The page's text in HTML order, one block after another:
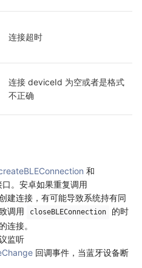
连接超时
连接 deviceId 为空或者是格式
不正确
和
口。安卓如果重复调用
建连接，有可能导致系统持有同
调用
closeBLEConnection
的时
连接。
监听
回调事件，当蓝牙设备断